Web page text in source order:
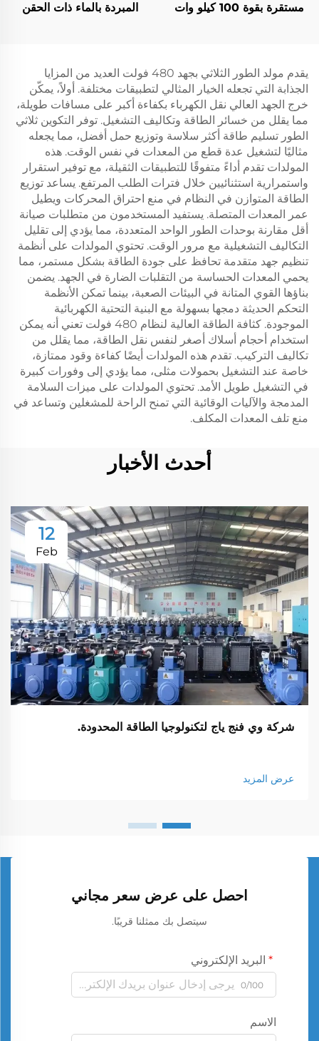
مستقرة بقوة 100 كيلو وات
المبردة بالماء ذات الحقن
يقدم مولد الطور الثلاثي بجهد 480 فولت العديد من المزايا
الجذابة التي تجعله الخيار المثالي لتطبيقات مختلفة. أولاً، يمكّن
خرج الجهد العالي نقل الكهرباء بكفاءة أكبر على مسافات طويلة،
مما يقلل من خسائر الطاقة وتكاليف التشغيل. توفر التكوين ثلاثي
الطور تسليم طاقة أكثر سلاسة وتوزيع حمل أفضل، مما يجعله
مثاليًا لتشغيل عدة قطع من المعدات في نفس الوقت. هذه
المولدات تقدم أداءً متفوقًا للتطبيقات الثقيلة، مع توفير استقرار
واستمرارية استثنائيين خلال فترات الطلب المرتفع. يساعد توزيع
الطاقة المتوازن في النظام في منع احتراق المحركات ويطيل
عمر المعدات المتصلة. يستفيد المستخدمون من متطلبات صيانة
أقل مقارنة بوحدات الطور الواحد المتعددة، مما يؤدي إلى تقليل
التكاليف التشغيلية مع مرور الوقت. تحتوي المولدات على أنظمة
تنظيم جهد متقدمة تحافظ على جودة الطاقة بشكل مستمر، مما
يحمي المعدات الحساسة من التقلبات الضارة في الجهد. يضمن
بناؤها القوي المتانة في البيئات الصعبة، بينما تمكن الأنظمة
التحكم الحديثة دمجها بسهولة مع البنية التحتية الكهربائية
الموجودة. كثافة الطاقة العالية لنظام 480 فولت تعني أنه يمكن
استخدام أحجام أسلاك أصغر لنفس نقل الطاقة، مما يقلل من
تكاليف التركيب. تقدم هذه المولدات أيضًا كفاءة وقود ممتازة،
خاصة عند التشغيل بحمولات مثلى، مما يؤدي إلى وفورات كبيرة
في التشغيل طويل الأمد. تحتوي المولدات على ميزات السلامة
المدمجة والآليات الوقائية التي تمنح الراحة للمشغلين وتساعد في
منع تلف المعدات المكلف.
أحدث الأخبار
12
Feb
شركة وي فنج ياج لتكنولوجيا الطاقة المحدودة.
عرض المزيد
احصل على عرض سعر مجاني
سيتصل بك ممثلنا قريبًا.
البريد الإلكتروني
0/100
الاسم